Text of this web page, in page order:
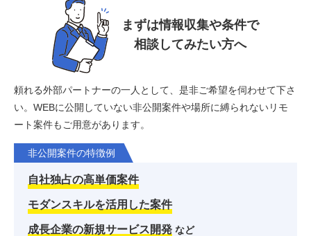
まずは情報収集や条件で
相談してみたい方へ
頼れる外部パートナーの一人として、是非ご希望を伺わせて下さ
い。 WEBに公開していない非公開案件や場所に縛られないリモ
ート案件もご用意があります。
非公開案件の特徴例
自社独占の高単価案件
モダンスキルを活用した案件
成長企業の新規サービス開発 など